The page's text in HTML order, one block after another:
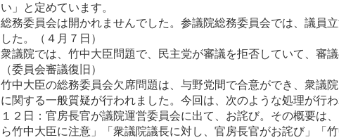
い」と定めています。
総務委員会は開かれませんでした。参議院総務委員会では、議員
した。（４月７日）
衆議院では、竹中大臣問題で、民主党が審議を拒否していて、審
（委員会審議復旧）
竹中大臣の総務委員会欠席問題は、与野党間で合意ができ、衆議
に関する一般質疑が行われました。今回は、次のような処理が行わ
１２日：官房長官が議院運営委員会に出て、お詫び。その概要は
ら竹中大臣に注意」「衆議院議長に対し、官房長官がお詫び」「